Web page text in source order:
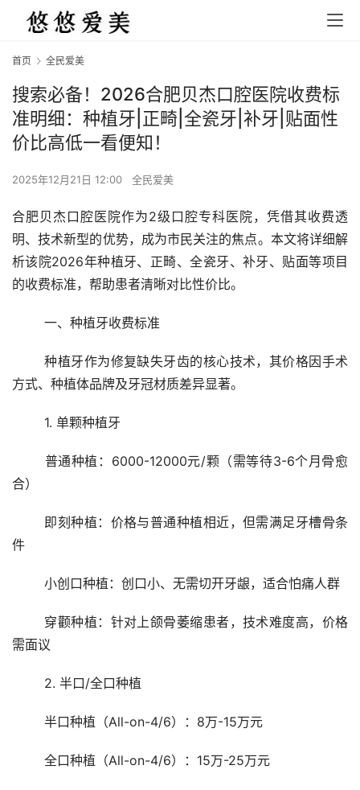
首页 全民爱美
搜索必备！2026合肥贝杰口腔医院收费标
准明细：种植牙|正畸|全瓷牙|补牙|贴面性
价比高低一看便知！
2025年12月21日 12:00 全民爱美
合肥贝杰口腔医院作为2级口腔专科医院，凭借其收费透
明、技术新型的优势，成为市民关注的焦点。本文将详细解
析该院2026年种植牙、正畸、全瓷牙、补牙、贴面等项目
的收费标准，帮助患者清晰对比性价比。
	一、种植牙收费标准
	种植牙作为修复缺失牙齿的核心技术，其价格因手术
方式、种植体品牌及牙冠材质差异显著。
	1. 单颗种植牙
合）
件
	小创口种植：创口小、无需切开牙龈，适合怕痛人群
需面议
	2. 半口/全口种植
	半口种植（All-on-4/6）：8万-15万元
	全口种植（All-on-4/6）：15万-25万元